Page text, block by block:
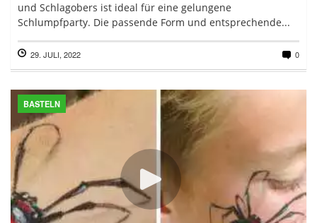
und Schlagobers ist ideal für eine gelungene
Schlumpfparty. Die passende Form und entsprechende...
29. JULI, 2022 0
BASTELN